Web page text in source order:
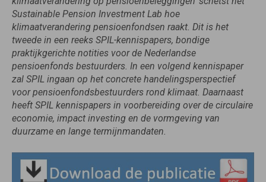
Sustainable Pension Investment Lab hoe
klimaatverandering pensioenfondsen raakt. Dit is het
tweede in een reeks SPIL-kennispapers, bondige
praktijkgerichte notities voor de Nederlandse
pensioenfonds bestuurders. In een volgend kennispaper
zal SPIL ingaan op het concrete handelingsperspectief
voor pensioenfondsbestuurders rond klimaat. Daarnaast
heeft SPIL kennispapers in voorbereiding over de circulaire
economie, impact investing en de vormgeving van
duurzame en lange termijnmandaten.